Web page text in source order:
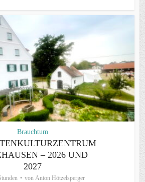
Brauchtum
– 2026 UND
2027
von Anton Hötzelsperger